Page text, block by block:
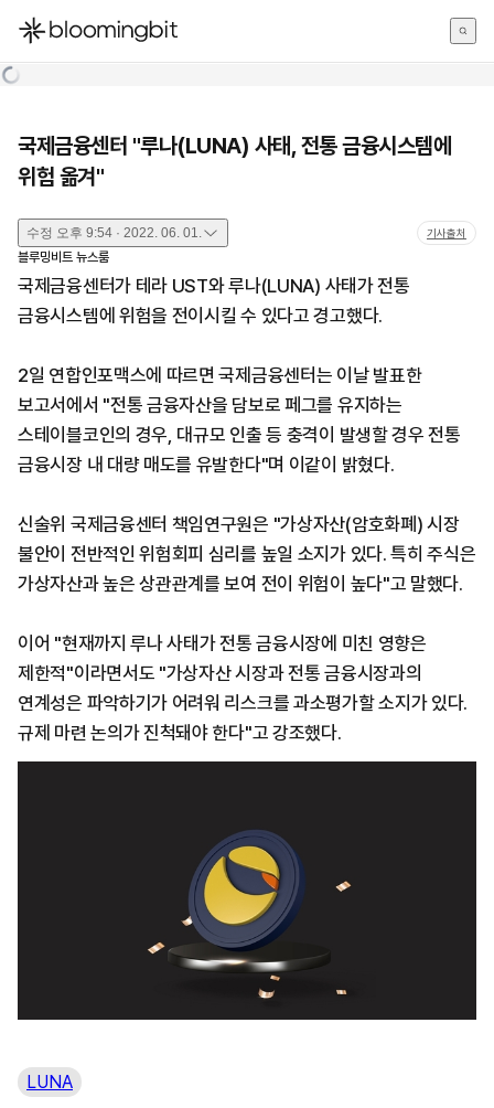
한국어
국제금융센터 "루나(LUNA) 사태, 전통 금융시스템에
위험 옮겨"
수정 오후 9:54 · 2022. 06. 01. 기사출처
블루밍비트 뉴스룸
국제금융센터가 테라 UST와 루나(LUNA) 사태가 전통
금융시스템에 위험을 전이시킬 수 있다고 경고했다.
2일 연합인포맥스에 따르면 국제금융센터는 이날 발표한
보고서에서 "전통 금융자산을 담보로 페그를 유지하는
스테이블코인의 경우, 대규모 인출 등 충격이 발생할 경우 전통
금융시장 내 대량 매도를 유발한다"며 이같이 밝혔다.
신술위 국제금융센터 책임연구원은 "가상자산(암호화폐) 시장
불안이 전반적인 위험회피 심리를 높일 소지가 있다. 특히 주식은
가상자산과 높은 상관관계를 보여 전이 위험이 높다"고 말했다.
이어 "현재까지 루나 사태가 전통 금융시장에 미친 영향은
제한적"이라면서도 "가상자산 시장과 전통 금융시장과의
연계성은 파악하기가 어려워 리스크를 과소평가할 소지가 있다.
규제 마련 논의가 진척돼야 한다"고 강조했다.
LUNA